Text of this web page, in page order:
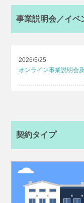
事業説明会／イベ
2026/5/25
オンライン事業説明会
契約タイプ